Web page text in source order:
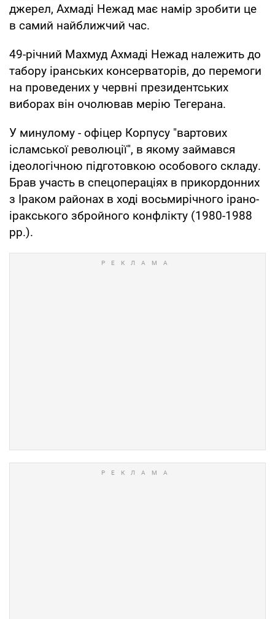
джерел, Ахмаді Нежад має намір зробити це
в самий найближчий час.
49-річний Махмуд Ахмаді Нежад належить до
табору іранських консерваторів, до перемоги
на проведених у червні президентських
виборах він очолював мерію Тегерана.
У минулому - офіцер Корпусу "вартових
ісламської революції", в якому займався
ідеологічною підготовкою особового складу.
Брав участь в спецопераціях в прикордонних
з Іраком районах в ході восьмирічного ірано-
іракського збройного конфлікту (1980-1988
рр.).